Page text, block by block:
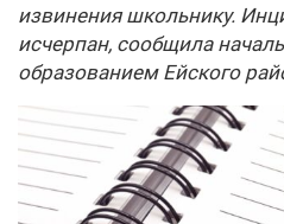
извинения школьнику.
исчерпан, сообщила
образованием Ейского